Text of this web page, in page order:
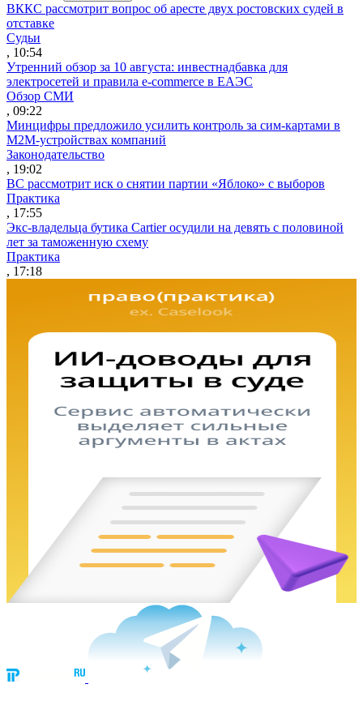
ВККС рассмотрит вопрос об аресте двух ростовских судей в
отставке
Судьи
, 10:54
Утренний обзор за 10 августа: инвестнадбавка для
электросетей и правила e-commerce в ЕАЭС
Обзор СМИ
, 09:22
Минцифры предложило усилить контроль за сим-картами в
M2M-устройствах компаний
Законодательство
, 19:02
ВС рассмотрит иск о снятии партии «Яблоко» с выборов
Практика
, 17:55
Экс-владельца бутика Cartier осудили на девять с половиной
лет за таможенную схему
Практика
, 17:18